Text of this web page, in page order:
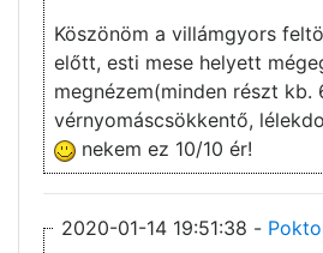
Köszönöm a villámgyors
előtt, esti mese helyett
megnézem(minden részt kb.
vérnyomáscsökkentő,
nekem ez 10/10 ér!
2020-01-14 19:51:38 -